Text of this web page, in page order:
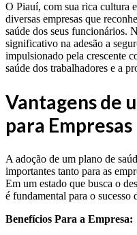
O Piauí, com sua rica cultura
diversas empresas que
saúde dos seus funcionários.
significativo na adesão a
impulsionado pela crescente
saúde dos trabalhadores e a
Vantagens de
para
A adoção de um plano de
importantes tanto para as
Em um estado que busca o
é fundamental para o sucesso
Benefícios Para a Empresa: